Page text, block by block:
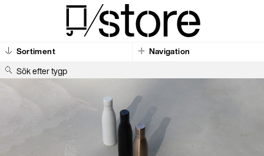
Sortiment Navigation
Sökeftertygp